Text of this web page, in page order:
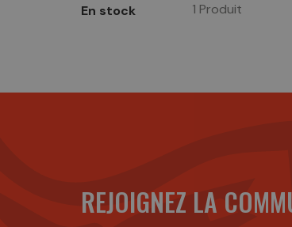
En stock
1 Produit
REJOIGNEZ LA